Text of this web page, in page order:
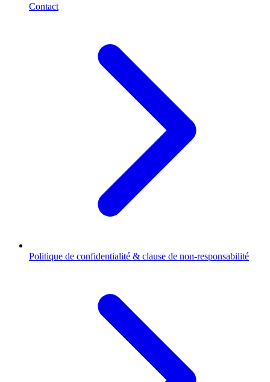
Contact
Politique de confidentialité & clause de non-responsabilité